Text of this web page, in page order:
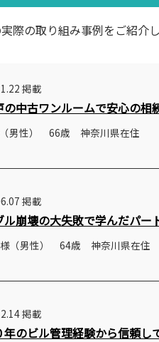
際の取り組み事例をご紹介し
掲載
の中古ワンルームで安心の相
（男性） 66歳 神奈川県在住
掲載
ル崩壊の大失敗で学んだパー
様（男性） 64歳 神奈川県在住
掲載
年のビル管理経験から信頼し